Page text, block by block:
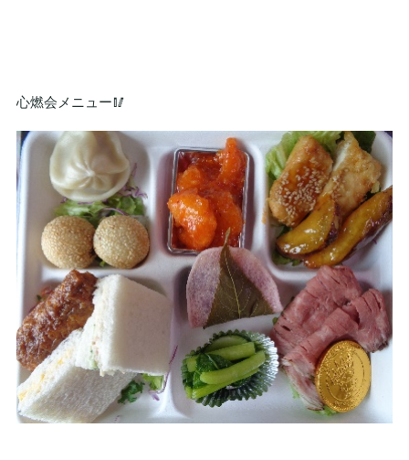
心燃会メニュー🥢